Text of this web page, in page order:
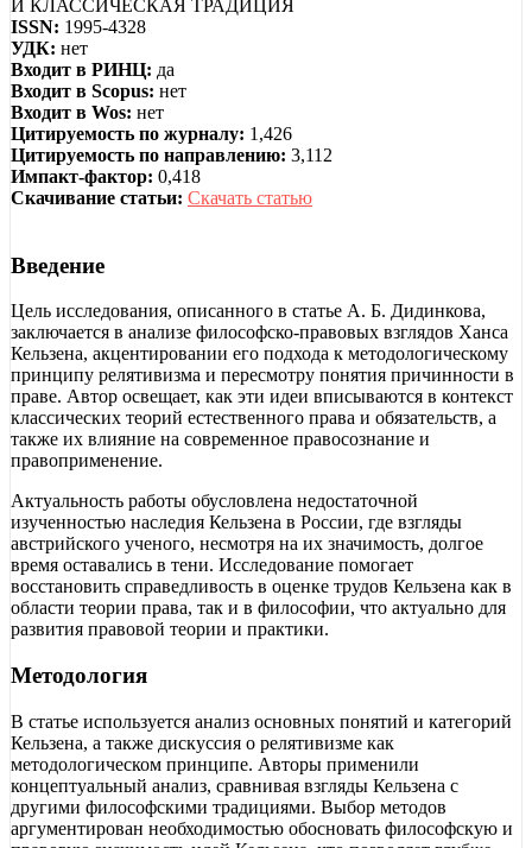
И КЛАССИЧЕСКАЯ ТРАДИЦИЯ
ISSN: 1995-4328
УДК: нет
Входит в РИНЦ: да
Входит в Scopus: нет
Входит в Wos: нет
Цитируемость по журналу: 1,426
Цитируемость по направлению: 3,112
Импакт-фактор: 0,418
Скачивание статьи: Скачать статью
Введение
Цель исследования, описанного в статье А. Б. Дидинкова,
заключается в анализе философско-правовых взглядов Ханса
Кельзена, акцентировании его подхода к методологическому
принципу релятивизма и пересмотру понятия причинности в
праве. Автор освещает, как эти идеи вписываются в контекст
классических теорий естественного права и обязательств, а
также их влияние на современное правосознание и
правоприменение.
Актуальность работы обусловлена недостаточной
изученностью наследия Кельзена в России, где взгляды
австрийского ученого, несмотря на их значимость, долгое
время оставались в тени. Исследование помогает
восстановить справедливость в оценке трудов Кельзена как в
области теории права, так и в философии, что актуально для
развития правовой теории и практики.
Методология
В статье используется анализ основных понятий и категорий
Кельзена, а также дискуссия о релятивизме как
методологическом принципе. Авторы применили
концептуальный анализ, сравнивая взгляды Кельзена с
другими философскими традициями. Выбор методов
аргументирован необходимостью обосновать философскую и